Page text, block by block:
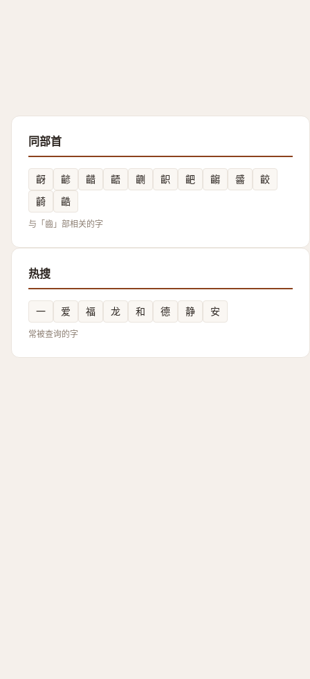
同部首
齖 齴 齰 齬 䶡 齞 䶕 齺 䶠
齩
齮
䶜
与「齒」部相关的字
热搜
一 爱 福 龙 和 德 静 安
常被查询的字